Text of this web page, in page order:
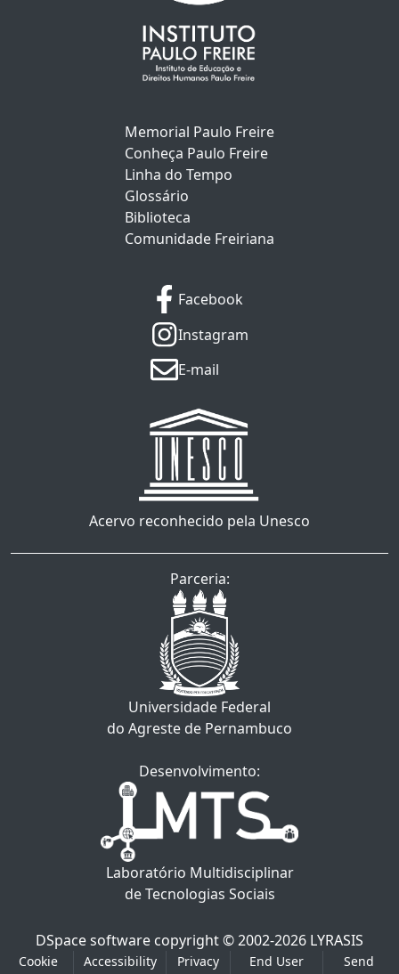
Memorial Paulo Freire
Conheça Paulo Freire
Linha do Tempo
Glossário
Biblioteca
Comunidade Freiriana
Facebook
Instagram
E-mail
Acervo reconhecido pela Unesco
Parceria:
Universidade Federal
do Agreste de Pernambuco
Desenvolvimento:
Laboratório Multidisciplinar
de Tecnologias Sociais
DSpace software copyright © 2002-2026 LYRASIS
Cookie
Accessibility
Privacy
End User
Send